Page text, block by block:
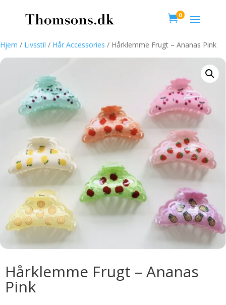
0
Hjem / Livsstil / Hår Accessories / Hårklemme Frugt – Ananas Pink
Hårklemme Frugt – Ananas
Pink